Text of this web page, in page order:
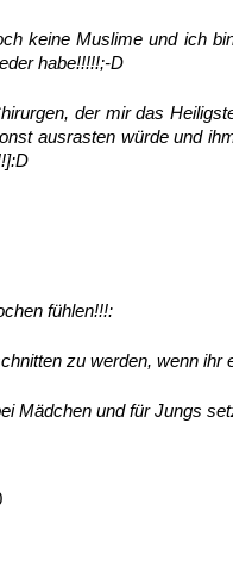
keine Muslime und ich
habe!!!!!;-D
der mir das
ausrasten würde und
fühlen!!!:
zu werden, wenn ihr
Mädchen und für Jungs